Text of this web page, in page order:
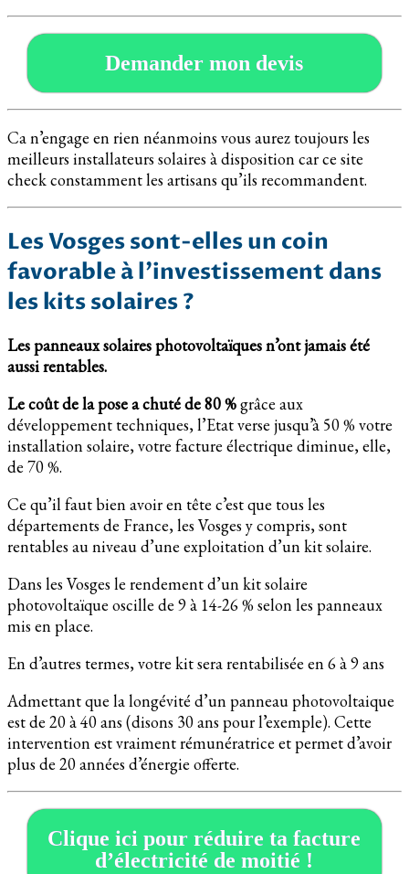
Demander mon devis
Ca n’engage en rien néanmoins vous aurez toujours les
meilleurs installateurs solaires à disposition car ce site
check constamment les artisans qu’ils recommandent.
Les Vosges sont-elles un coin
favorable à l’investissement dans
les kits solaires ?
Les panneaux solaires photovoltaïques n’ont jamais été
aussi rentables.
Le coût de la pose a chuté de 80 %grâce aux
développement techniques, l’Etat verse jusqu’à 50 % votre
installation solaire, votre facture électrique diminue, elle,
de 70 %.
Ce qu’il faut bien avoir en tête c’est que tous les
départements de France, les Vosges y compris, sont
rentables au niveau d’une exploitation d’un kit solaire.
Dans les Vosges le rendement d’un kit solaire
photovoltaïque oscille de 9 à 14-26 % selon les panneaux
mis en place.
En d’autres termes, votre kit sera rentabilisée en 6 à 9 ans
Admettant que la longévité d’un panneau photovoltaique
est de 20 à 40 ans (disons 30 ans pour l’exemple). Cette
intervention est vraiment rémunératrice et permet d’avoir
plus de 20 années d’énergie offerte.
Clique ici pour réduire ta facture
d’électricité de moitié !